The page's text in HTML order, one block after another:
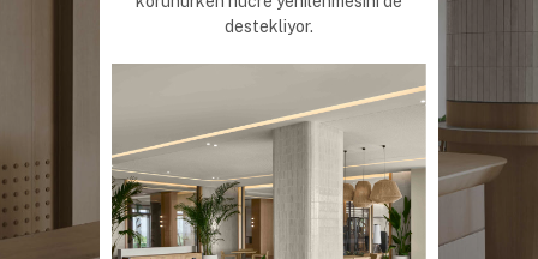
destekliyor.